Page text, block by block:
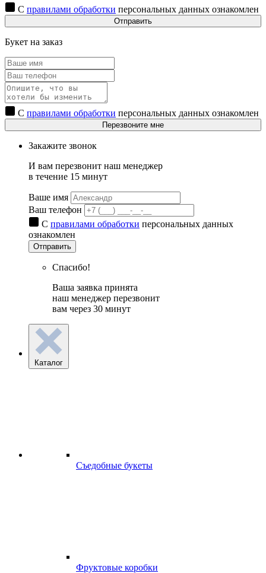
С правилами обработки персональных данных ознакомлен
Отправить
Букет на заказ
С правилами обработки персональных данных ознакомлен
Перезвоните мне
Закажите звонок
И вам перезвонит наш менеджер
в течение 15 минут
Ваше имя
Ваш телефон
С правилами обработки персональных данных
ознакомлен
Отправить
Спасибо!
Ваша заявка принята
наш менеджер перезвонит
вам через 30 минут
Каталог
Съедобные букеты
Фруктовые коробки